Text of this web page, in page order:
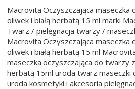
Macrovita Oczyszczająca maseczka
oliwek i białą herbatą 15 ml marki
Twarz / pielęgnacja twarzy /
Macrovita Oczyszczająca maseczka
oliwek i białą herbatą 15 ml
maseczka oczyszczająca do twarzy
herbatą 15ml uroda twarz maseczki
uroda kosmetyki i akcesoria